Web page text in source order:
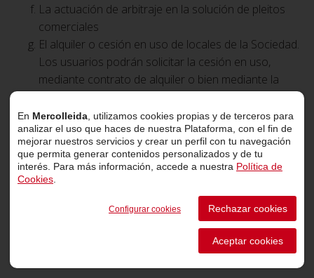
La actuación de arbitraje en la solución de pleitos
comerciales
El alquiler o cesión en uso de locales de la Sociedad.
Los usuarios podrán solicitar la cesión en uso,
mediante contrato de alquiler o bien mediante la
apruebe, de los locales o espacios privados
existentes en las instalaciones.
La Sociedad gestionará la ubicación en sus
instalaciones de organismos y entidades públicas y
privadas, con objeto que prestar servicios
complementarios a los usuarios del Mercado. Su
actividad será en todo caso complementaria y nunca
opuesta a los intereses de la Sociedad y del Mercado.
En Mercolleida , utilizamos cookies propias y de terceros para
analizar el uso que haces de nuestra Plataforma, con el fin de
mejorar nuestros servicios y crear un perfil con tu navegación
que permita generar contenidos personalizados y de tu
interés. Para más información, accede a nuestra Política de
Cookies
Configurar cookies Rechazar cookies
Aceptar cookies